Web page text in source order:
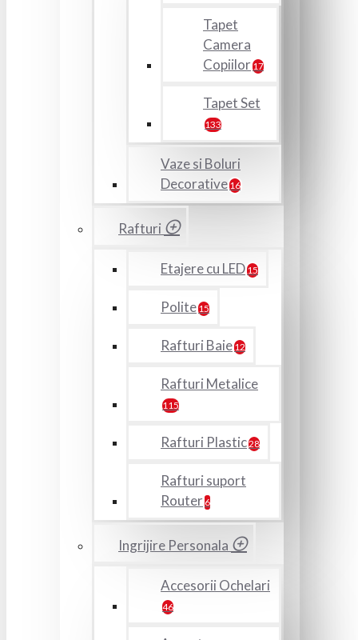
Tapet
Camera
Copiilor17
Tapet Set
133
Vaze si Boluri
Decorative16
Rafturi
Etajere cu LED15
Polite15
Rafturi Baie12
Rafturi Metalice
115
Rafturi Plastic28
Rafturi suport
Router 6
Ingrijire Personala
Accesorii Ochelari
46